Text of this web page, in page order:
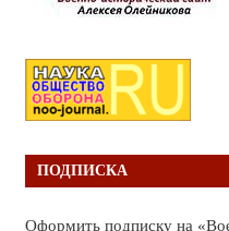
ПОДПИСКА
Оформить подписку на